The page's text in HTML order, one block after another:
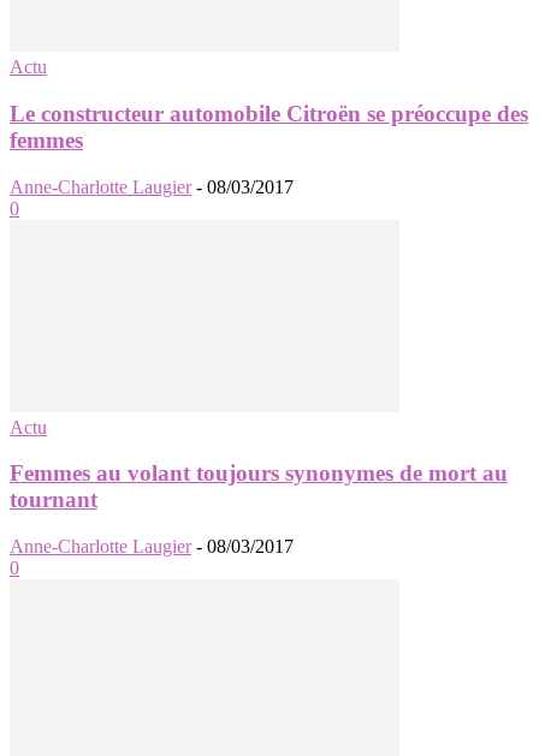
Actu
Le constructeur automobile Citroën se préoccupe des
femmes
Anne-Charlotte Laugier - 08/03/2017
0
Actu
Femmes au volant toujours synonymes de mort au
tournant
Anne-Charlotte Laugier - 08/03/2017
0